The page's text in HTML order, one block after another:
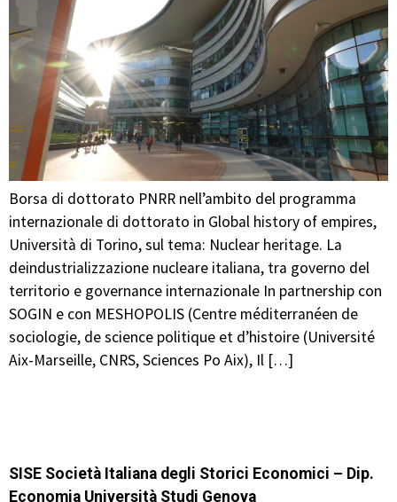
Borsa di dottorato PNRR nell’ambito del programma
internazionale di dottorato in Global history of empires,
Università di Torino, sul tema: Nuclear heritage. La
deindustrializzazione nucleare italiana, tra governo del
territorio e governance internazionale In partnership con
SOGIN e con MESHOPOLIS (Centre méditerranéen de
sociologie, de science politique et d’histoire (Université
Aix-Marseille, CNRS, Sciences Po Aix), Il […]
SISE Società Italiana degli Storici Economici – Dip.
Economia Università Studi Genova